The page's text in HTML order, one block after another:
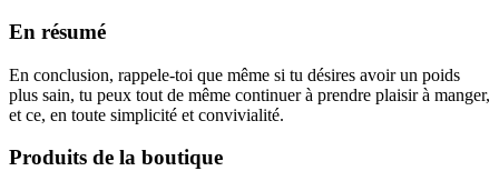
En résumé
En conclusion, rappele-toi que même si tu désires avoir un poids
plus sain, tu peux tout de même continuer à prendre plaisir à manger,
et ce, en toute simplicité et convivialité.
Produits de la boutique